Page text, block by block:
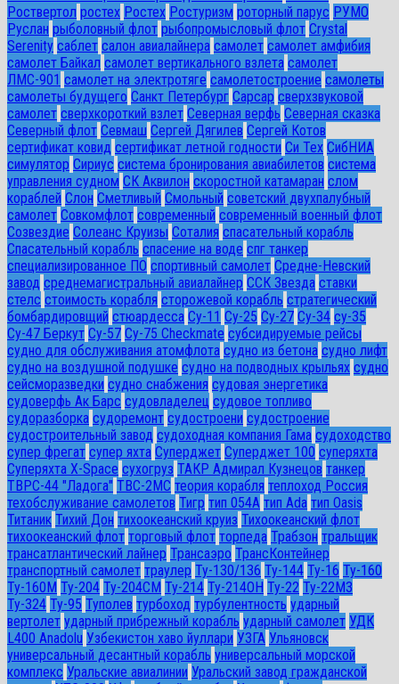
Роствертол ростех Ростех Ростуризм роторный парус РУМО
Руслан рыболовный флот рыбопромысловый флот Сrystal
Serenity саблет салон авиалайнера самолет самолет амфибия
самолет Байкал самолет вертикального взлета самолет
ЛМС-901 самолет на электротяге самолетостроение самолеты
самолеты будущего Санкт Петербург Сарсар сверхзвуковой
самолет сверхкороткий взлет Северная верфь Северная сказка
Северный флот Севмаш Сергей Дягилев Сергей Котов
сертификат ковид сертификат летной годности Си Тех СибНИА
симулятор Сириус система бронирования авиабилетов система
управления судном СК Аквилон скоростной катамаран слом
кораблей Слон Сметливый Смольный советский двухпалубный
самолет Совкомфлот современный современный военный флот
Созвездие Солеанс Круизы Соталия спасательный корабль
Спасательный корабль спасение на воде спг танкер
специализированное ПО спортивный самолет Средне-Невский
завод среднемагистральный авиалайнер ССК Звезда ставки
стелс стоимость корабля сторожевой корабль стратегический
бомбардировщий стюардесса Су-11 Су-25 Су-27 Су-34 су-35
Су-47 Беркут Су-57 Су-75 Checkmate субсидируемые рейсы
судно для обслуживания атомфлота судно из бетона судно лифт
судно на воздушной подушке судно на подводных крыльях судно
сейсморазведки судно снабжения судовая энергетика
судоверфь Ак Барс судовладелец судовое топливо
судоразборка судоремонт судостроени судостроение
судостроительный завод судоходная компания Гама судоходство
супер фрегат супер яхта Суперджет Суперджет 100 суперяхта
Суперяхта X-Space сухогруз ТАКР Адмирал Кузнецов танкер
ТВРС-44 "Ладога" ТВС-2МС теория корабля теплоход Россия
техобслуживание самолетов Тигр тип 054А тип Ada тип Oasis
Титаник Тихий Дон тихоокеанский круиз Тихоокеанский флот
тихоокеанский флот торговый флот торпеда Трабзон тральщик
трансатлантический лайнер Трансаэро ТрансКонтейнер
транспортный самолет траулер Ту-130/136 Ту-144 Ту-16 Ту-160
Ту-160М Ту-204 Ту-204СМ Ту-214 Ту-214ОН Ту-22 Ту-22М3
Ту-324 Ту-95 Туполев турбоход турбулентность ударный
вертолет ударный прибрежный корабль ударный самолет УДК
L400 Anadolu Узбекистон хаво йуллари УЗГА Ульяновск
универсальный десантный корабль универсальный морской
комплекс Уральские авиалинии Уральский завод гражданской